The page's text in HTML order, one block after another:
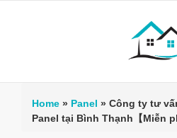
Home » Panel » Công ty tư
Panel tại Bình Thạnh【Miễn